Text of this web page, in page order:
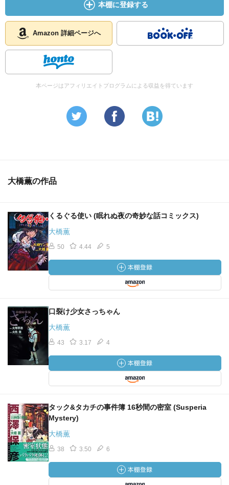
本棚に登録する
Amazon 詳細ページへ
本ページはアフィリエイトプログラムによる収益を得ています
大橋薫の作品
くるぐる使い (眠れぬ夜の奇妙な話コミックス)
大橋薫
50 4.44 5
口裂け少女さっちゃん
大橋薫
43 3.17 4
タック&タカチの事件簿 16秒間の密室 (Susperia
Mystery)
大橋薫
38 3.50 6